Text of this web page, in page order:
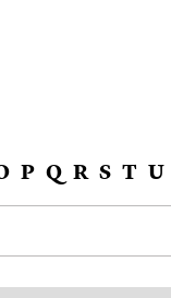
P Q R S T U